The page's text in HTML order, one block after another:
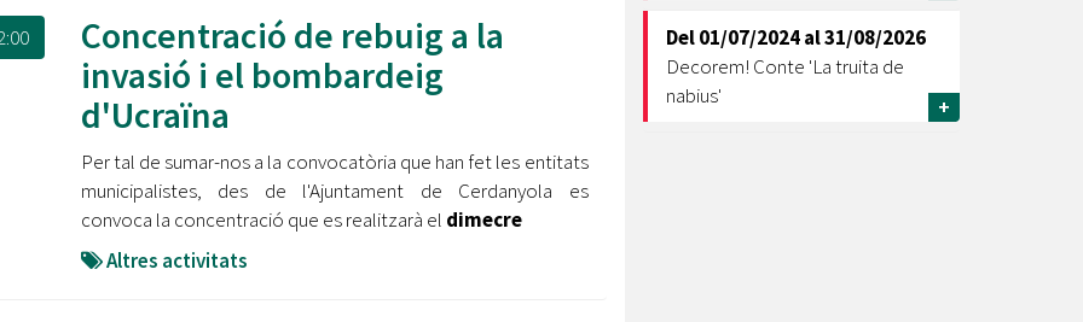
Concentració de rebuig a la
invasió i el bombardeig
d'Ucraïna
Per tal de sumar-nos a la convocatòria que han fet les entitats
municipalistes, des de l'Ajuntament de Cerdanyola es
convoca la concentració que es realitzarà el dimecre
Altres activitats
Del01/07/2024al31/08/2026
Decorem! Conte 'La truita de
nabius'
+